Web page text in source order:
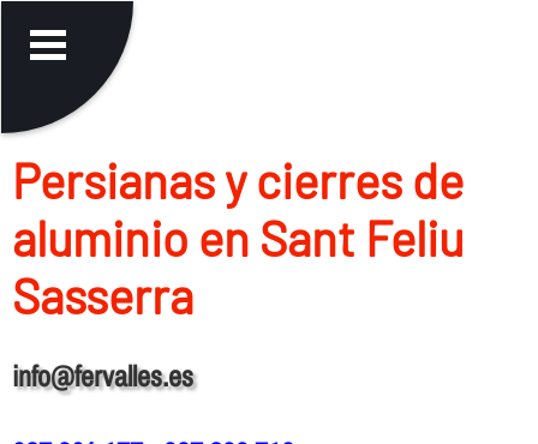
Persianas y cierres de
aluminio en Sant Feliu
Sasserra
info@fervalles.es